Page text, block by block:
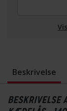
Beskrivelse
BESKRIVELSE